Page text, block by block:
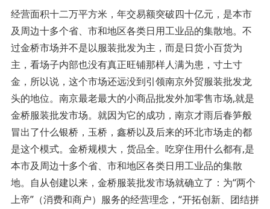
经营面积十二万平方米，年交易额突破四十亿元，是本市
及周边十多个省、市和地区各类日用工业品的集散地。不
过金桥市场并不是以服装批发为主，而是日货小百货为
主，看场子内部也没有真正旺铺那样人满为患，寸土寸
金，所以说，这个市场还远没到引领南京外贸服装批发龙
头的地位。南京最老最大的小商品批发外加零售市场,就是
金桥服装批发市场。就因为它的成功，南京才雨后春笋般
冒出了什么银桥，玉桥，鑫桥以及后来的环北市场走的都
是这个模式。金桥规模大，货品全。吃穿住用什么都有,是
本市及周边十多个省、市和地区各类日用工业品的集散
地。自从创建以来，金桥服装批发市场就确立了：为“两个
上帝”（消费和商户）服务的经营理念，“开拓创新、团结拼